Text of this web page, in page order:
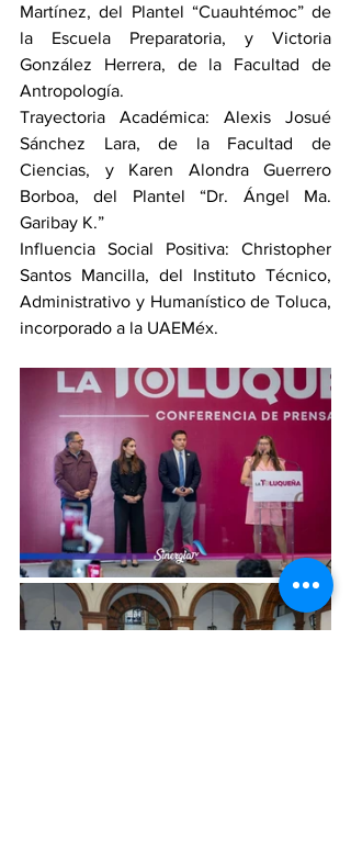
Martínez, del Plantel “Cuauhtémoc” de
la Escuela Preparatoria, y Victoria
González Herrera, de la Facultad de
Antropología.
Trayectoria Académica: Alexis Josué
Sánchez Lara, de la Facultad de
Ciencias, y Karen Alondra Guerrero
Borboa, del Plantel “Dr. Ángel Ma.
Garibay K.”
Influencia Social Positiva: Christopher
Santos Mancilla, del Instituto Técnico,
Administrativo y Humanístico de Toluca,
incorporado a la UAEMéx.